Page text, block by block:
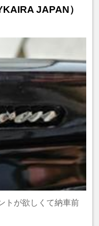
JAPAN）
トが欲しくて納車前